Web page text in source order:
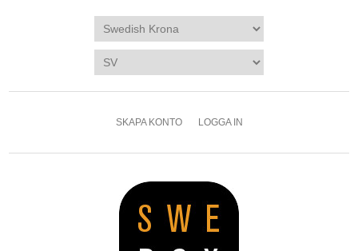
SKAPA KONTO LOGGA IN